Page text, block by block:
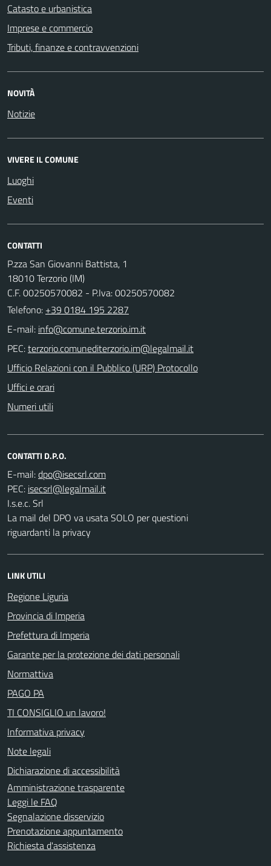
Catasto e urbanistica
Imprese e commercio
Tributi, finanze e contravvenzioni
NOVITÀ
Notizie
VIVERE IL COMUNE
Luoghi
Eventi
CONTATTI
P.zza San Giovanni Battista, 1
18010 Terzorio (IM)
C.F. 00250570082 - P.Iva: 00250570082
Telefono: +39 0184 195 2287
E-mail:
PEC:
Ufficio Relazioni con il Pubblico (URP) Protocollo
Uffici e orari
Numeri utili
CONTATTI D.P.O.
E-mail:
PEC:
I.s.e.c. Srl
La mail del DPO va usata SOLO per questioni
riguardanti la privacy
LINK UTILI
Regione Liguria
Provincia di Imperia
Prefettura di Imperia
Garante per la protezione dei dati personali
Normattiva
PAGO PA
TI CONSIGLIO un lavoro!
Informativa privacy
Note legali
Dichiarazione di accessibilità
Amministrazione trasparente
Leggi le FAQ
Segnalazione disservizio
Prenotazione appuntamento
Richiesta d'assistenza